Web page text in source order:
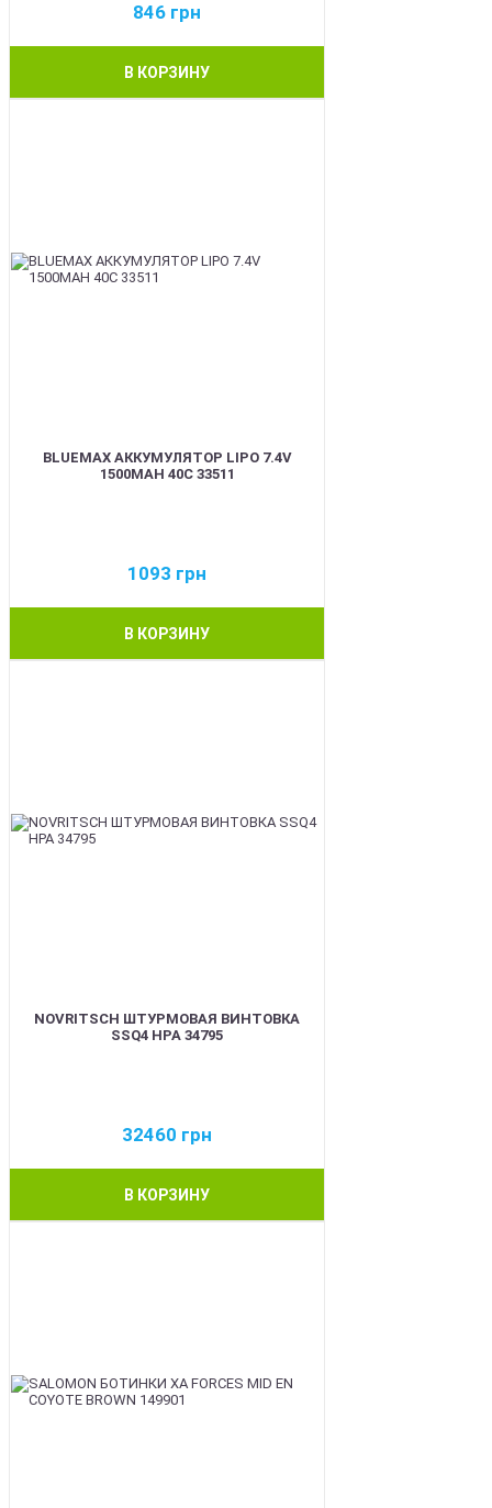
846 грн
В КОРЗИНУ
BLUEMAX АККУМУЛЯТОР LIPO 7.4V
1500MAH 40C 33511
1093 грн
В КОРЗИНУ
NOVRITSCH ШТУРМОВАЯ ВИНТОВКА
SSQ4 HPA 34795
32460 грн
В КОРЗИНУ